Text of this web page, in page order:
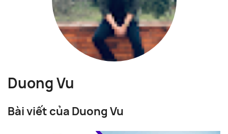
Duong Vu
Bài viết của Duong Vu